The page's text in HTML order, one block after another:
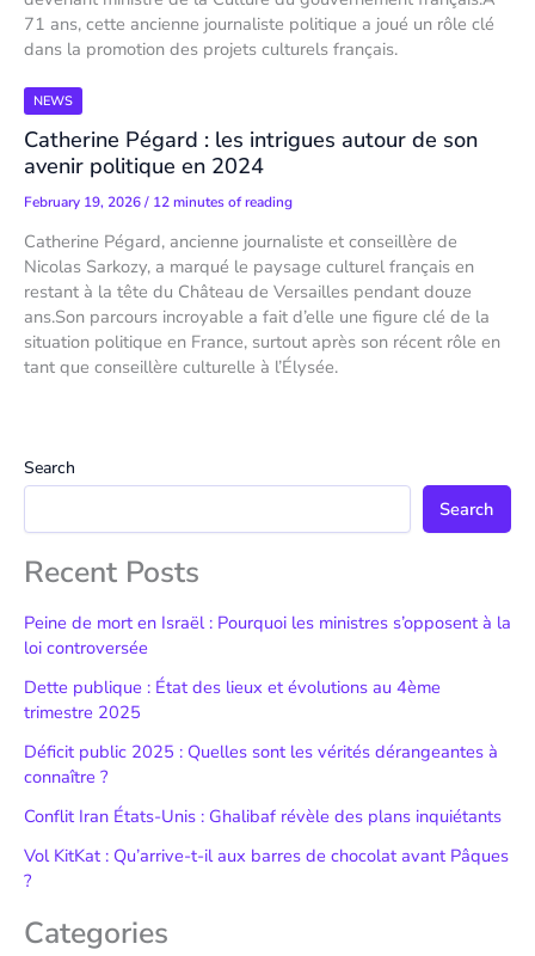
71 ans, cette ancienne journaliste politique a joué un rôle clé
dans la promotion des projets culturels français.
NEWS
Catherine Pégard : les intrigues autour de son
avenir politique en 2024
February 19, 2026/ 12 minutes of reading
Catherine Pégard, ancienne journaliste et conseillère de
Nicolas Sarkozy, a marqué le paysage culturel français en
restant à la tête du Château de Versailles pendant douze
ans.Son parcours incroyable a fait d’elle une figure clé de la
situation politique en France, surtout après son récent rôle en
tant que conseillère culturelle à l’Élysée.
Search
Search
Recent Posts
Peine de mort en Israël : Pourquoi les ministres s’opposent à la
loi controversée
Dette publique : État des lieux et évolutions au 4ème
trimestre 2025
Déficit public 2025 : Quelles sont les vérités dérangeantes à
connaître ?
Conflit Iran États-Unis : Ghalibaf révèle des plans inquiétants
Vol KitKat : Qu’arrive-t-il aux barres de chocolat avant Pâques
?
Categories